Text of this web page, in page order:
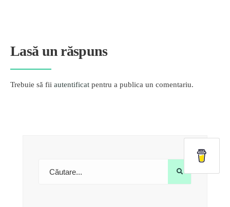
Lasă un răspuns
Trebuie să fii autentificat pentru a publica un comentariu.